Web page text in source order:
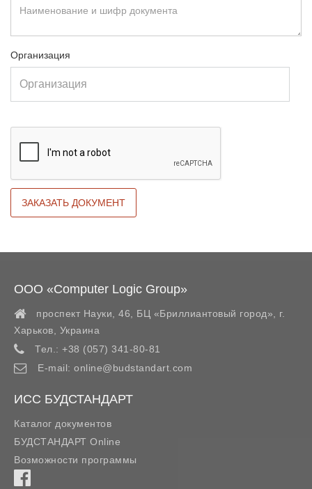
Организация
ООО «Computer Logic Group»
проспект Науки, 46, БЦ «Бриллиантовый город»,
г.
Харьков
Украина
Тел.: +38 (057) 341-80-81
E-mail: online@budstandart.com
ИСС БУДСТАНДАРТ
Каталог документов
БУДСТАНДАРТ Online
Возможности программы